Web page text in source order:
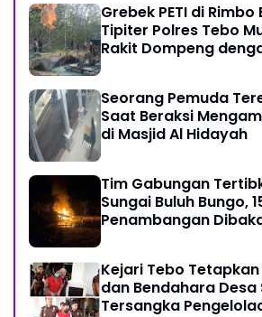
Grebek PETI di Rimbo
Tipiter Polres Tebo
Rakit Dompeng
Seorang Pemuda
Saat Beraksi
di Masjid Al Hidayah
Tim Gabungan
Sungai Buluh Bungo,
Penambangan
Kejari Tebo
dan Bendahara Desa
Tersangka